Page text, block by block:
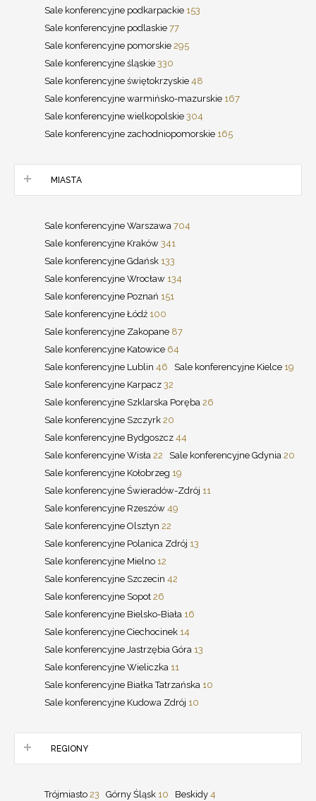
Sale konferencyjne podkarpackie 153
Sale konferencyjne podlaskie 77
Sale konferencyjne pomorskie 295
Sale konferencyjne śląskie 330
Sale konferencyjne świętokrzyskie 48
Sale konferencyjne warmińsko-mazurskie 167
Sale konferencyjne wielkopolskie 304
Sale konferencyjne zachodniopomorskie 165
MIASTA
Sale konferencyjne Warszawa 704
Sale konferencyjne Kraków 341
Sale konferencyjne Gdańsk 133
Sale konferencyjne Wrocław 134
Sale konferencyjne Poznań 151
Sale konferencyjne Łódź 100
Sale konferencyjne Zakopane 87
Sale konferencyjne Katowice 64
Sale konferencyjne Lublin 46 Sale konferencyjne Kielce 19
Sale konferencyjne Karpacz 32
Sale konferencyjne Szklarska Poręba 26
Sale konferencyjne Szczyrk 20
Sale konferencyjne Bydgoszcz 44
Sale konferencyjne Wisła 22 Sale konferencyjne Gdynia 20
Sale konferencyjne Kołobrzeg 19
Sale konferencyjne Świeradów-Zdrój 11
Sale konferencyjne Rzeszów 49
Sale konferencyjne Olsztyn 22
Sale konferencyjne Polanica Zdrój 13
Sale konferencyjne Mielno 12
Sale konferencyjne Szczecin 42
Sale konferencyjne Sopot 26
Sale konferencyjne Bielsko-Biała 16
Sale konferencyjne Ciechocinek 14
Sale konferencyjne Jastrzębia Góra 13
Sale konferencyjne Wieliczka 11
Sale konferencyjne Białka Tatrzańska 10
Sale konferencyjne Kudowa Zdrój 10
REGIONY
Trójmiasto 23 Górny Śląsk 10 Beskidy 4